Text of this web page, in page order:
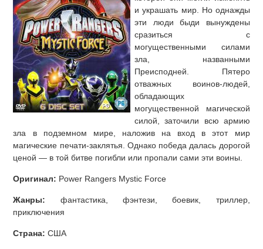
и украшать мир. Но однажды
эти люди быди вынуждены
сразиться с
могущественными силами
зла, названными
Преисподней. Пятеро
отважных воинов-людей,
обладающих
могущественной магической
силой, заточили всю армию
зла в подземном мире, наложив на вход в этот мир
магические печати-заклятья. Однако победа далась дорогой
ценой — в той битве погибли или пропали сами эти воины.
Оригинал: Power Rangers Mystic Force
Жанры: фантастика, фэнтези, боевик, триллер,
приключения
Страна: США